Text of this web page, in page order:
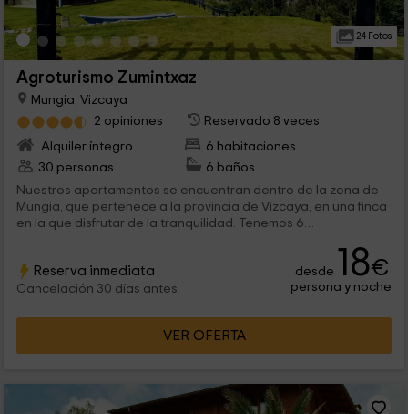
24 Fotos
Agroturismo Zumintxaz
Mungia, Vizcaya
2 opiniones
Reservado 8 veces
Alquiler íntegro
6 habitaciones
30 personas
6 baños
Nuestros apartamentos se encuentran dentro de la zona de
Mungia, que pertenece a la provincia de Vizcaya, en una finca
en la que disfrutar de la tranquilidad. Tenemos 6
preparados para tu llegada,
Reserva inmediata
Cancelación 30 días antes
desde 18€
persona y noche
VER OFERTA